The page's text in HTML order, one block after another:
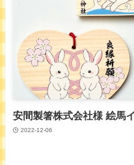
安間製箸株式会社様 絵馬
2022-12-06